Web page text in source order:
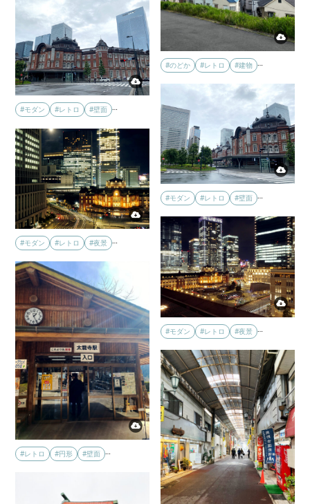
#のどか #レトロ #建物 …
#モダン #レトロ #壁面 …
#モダン #レトロ #壁面 …
#モダン #レトロ #夜景
#モダン #レトロ #夜景
#レトロ #円形 #壁面 …